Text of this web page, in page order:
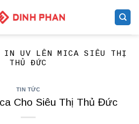
IN UV LÊN MICA SIÊU THỊ
THỦ ĐỨC
TIN TỨC
Cho Siêu Thị Thủ Đức